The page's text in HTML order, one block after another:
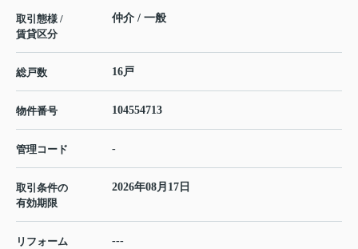
取引態様 /
賃貸区分
仲介 / 一般
総戸数 16戸
物件番号 104554713
管理コード -
取引条件の
有効期限
2026年08月17日
リフォーム ---